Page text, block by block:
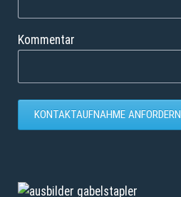
Kommentar
KONTAKTAUFNAHME ANFORDERN